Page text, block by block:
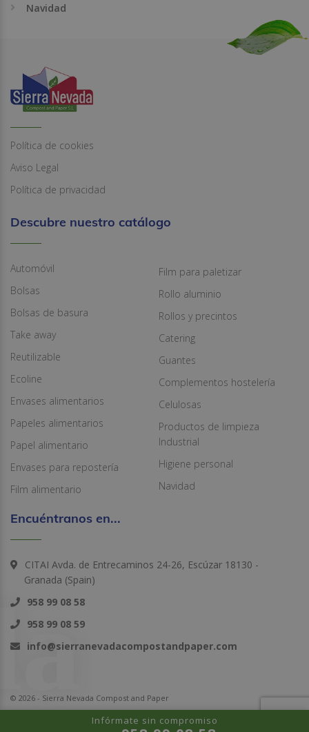
Infórmate sin compromiso
Navidad
Política de cookies
Aviso Legal
Política de privacidad
Descubre nuestro catálogo
Automóvil
Bolsas
Bolsas de basura
Take away
Reutilizable
Ecoline
Envases alimentarios
Papeles alimentarios
Papel alimentario
Envases para repostería
Film alimentario
Film para paletizar
Rollo aluminio
Rollos y precintos
Catering
Guantes
Complementos hostelería
Celulosas
Productos de limpieza
Industrial
Higiene personal
Navidad
Encuéntranos en...
CITAI Avda. de Entrecaminos 24-26, Escúzar 18130 -
Granada (Spain)
958 99 08 58
958 99 08 59
info@sierranevadacompostandpaper.com
© 2026 - Sierra Nevada Compost and Paper